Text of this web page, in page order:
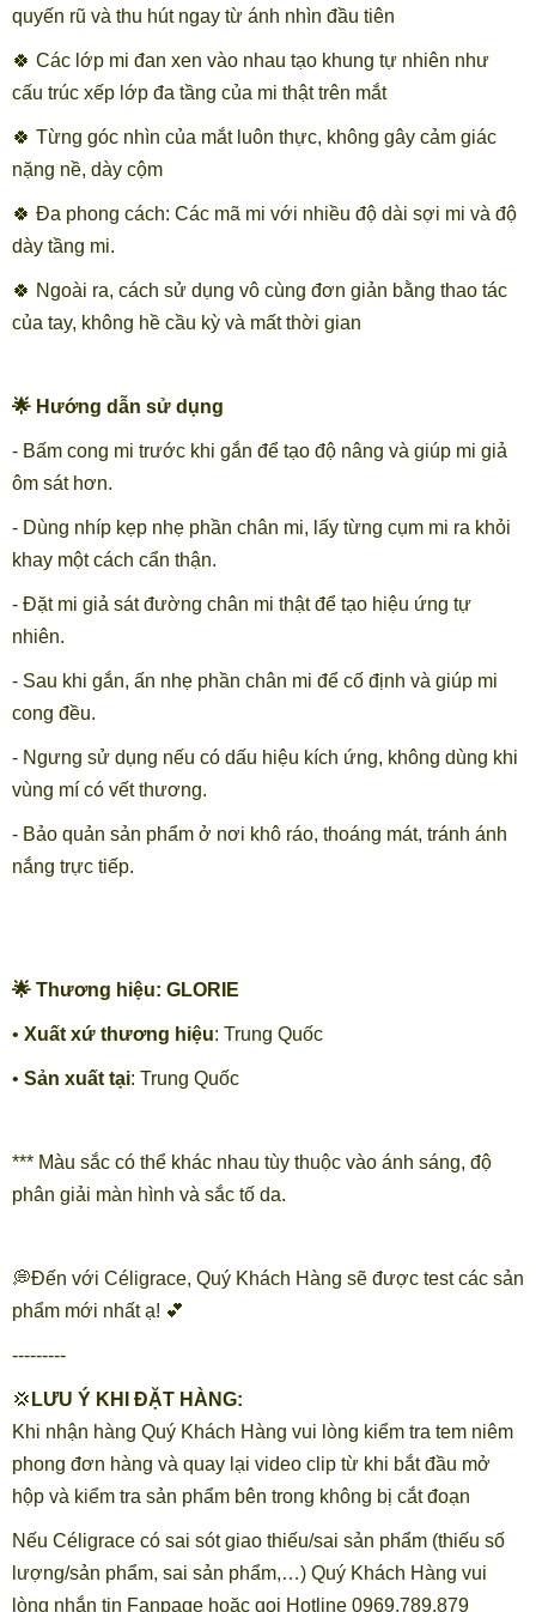
quyến rũ và thu hút ngay từ ánh nhìn đầu tiên
🍀 Các lớp mi đan xen vào nhau tạo khung tự nhiên như
cấu trúc xếp lớp đa tầng của mi thật trên mắt
🍀 Từng góc nhìn của mắt luôn thực, không gây cảm giác
nặng nề, dày cộm
🍀 Đa phong cách: Các mã mi với nhiều độ dài sợi mi và độ
dày tầng mi.
🍀 Ngoài ra, cách sử dụng vô cùng đơn giản bằng thao tác
của tay, không hề cầu kỳ và mất thời gian
🌟 Hướng dẫn sử dụng
- Bấm cong mi trước khi gắn để tạo độ nâng và giúp mi giả
ôm sát hơn.
- Dùng nhíp kẹp nhẹ phần chân mi, lấy từng cụm mi ra khỏi
khay một cách cẩn thận.
- Đặt mi giả sát đường chân mi thật để tạo hiệu ứng tự
nhiên.
- Sau khi gắn, ấn nhẹ phần chân mi để cố định và giúp mi
cong đều.
- Ngưng sử dụng nếu có dấu hiệu kích ứng, không dùng khi
vùng mí có vết thương.
- Bảo quản sản phẩm ở nơi khô ráo, thoáng mát, tránh ánh
nắng trực tiếp.
🌟 Thương hiệu: GLORIE
• Xuất xứ thương hiệu: Trung Quốc
• Sản xuất tại: Trung Quốc
*** Màu sắc có thể khác nhau tùy thuộc vào ánh sáng, độ
phân giải màn hình và sắc tố da.
💭Đến với Céligrace, Quý Khách Hàng sẽ được test các sản
phẩm mới nhất ạ! 💕
---------
💢 LƯU Ý KHI ĐẶT HÀNG:
Khi nhận hàng Quý Khách Hàng vui lòng kiểm tra tem niêm
phong đơn hàng và quay lại video clip từ khi bắt đầu mở
hộp và kiểm tra sản phẩm bên trong không bị cắt đoạn
Nếu Céligrace có sai sót giao thiếu/sai sản phẩm (thiếu số
lượng/sản phẩm, sai sản phẩm,…) Quý Khách Hàng vui
lòng nhắn tin Fanpage hoặc gọi Hotline 0969.789.879